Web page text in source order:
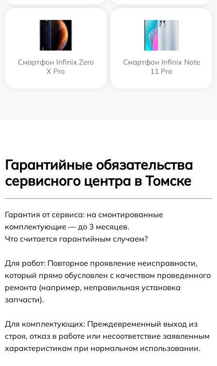
Смартфон Infinix Zero
X Pro
Смартфон Infinix Note
11 Pro
Гарантийные обязательства
сервисного центра в Томске
Гарантия от сервиса: на смонтированные
комплектующие — до 3 месяцев.
Что считается гарантийным случаем?
Для работ: Повторное проявление неисправности,
который прямо обусловлен с качеством проведенного
ремонта (например, неправильная установка
запчасти).
Для комплектующих: Преждевременный выход из
строя, отказ в работе или несоответствие заявленным
характеристикам при нормальном использовании.